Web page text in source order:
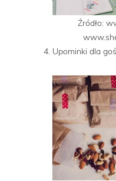
Źródło:
4. Upominki dla